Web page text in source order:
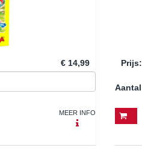
€ 14,99
MEER INFO
Prijs:
Aantal